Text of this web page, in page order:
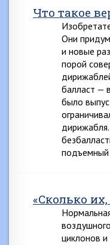
Что такое
Они
и новые
порой
балласт —
было
подъемный
«Сколько
циклонов